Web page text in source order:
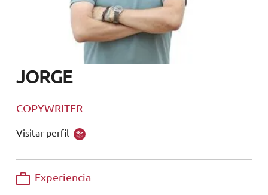
JORGE
COPYWRITER
Visitar perfil
Experiencia